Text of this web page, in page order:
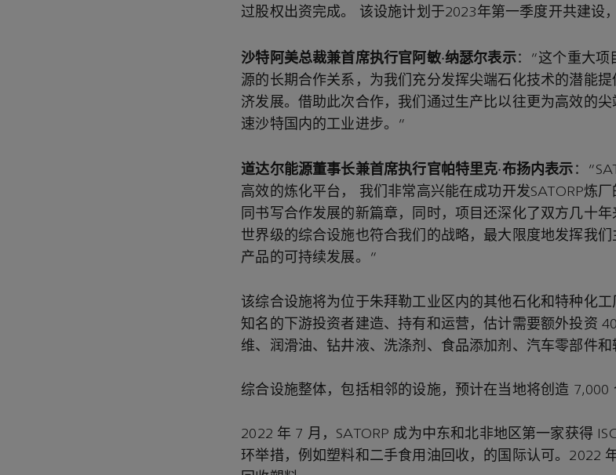
过股权出资完成。 该设施计划于2023年第一季度开共建设
沙特阿美总裁兼首席执行官阿敏·纳瑟尔表示：“这个重大项
源的长期合作关系，为我们充分发挥尖端石化技术的潜能
济发展。借助此次合作，我们通过生产比以往更为高效的
速沙特国内的工业进步。”
道达尔能源董事长兼首席执行官帕特里克·布扬内表示 ：
高效的炼化平台， 我们非常高兴能在成功开发SATORP炼
同书写合作发展的新篇章，同时，项目还深化了双方几十
世界级的综合设施也符合我们的战略，最大限度地发挥我
产品的可持续发展。”
该综合设施将为位于朱拜勒工业区内的其他石化和特种化
知名的下游投资者建造、持有和运营，估计需要额外投资
维、润滑油、钻井液、洗涤剂、食品添加剂、汽车零部件和
综合设施整体，包括相邻的设施，预计在当地将创造 7,000
2022 年 7 月，SATORP 成为中东和北非地区第一家获得
环举措，例如塑料和二手食用油回收，的国际认可。2022